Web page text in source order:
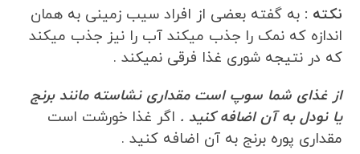
نکته : به گفته بعضی از افراد سیب زمینی به همان
اندازه که نمک را جذب میکند آب را نیز جذب میکند
که در نتیجه شوری غذا فرقی نمیکند .
از غذای شما سوپ است مقداری نشاسته مانند برنج
یا نودل به آن اضافه کنید . اگر غذا خورشت است
مقداری پوره برنج به آن اضافه کنید .